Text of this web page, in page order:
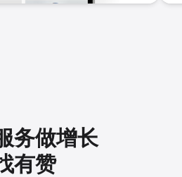
务做增长
有赞